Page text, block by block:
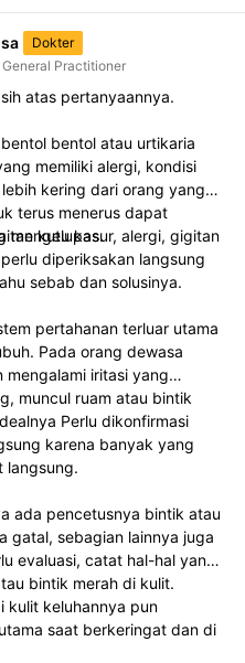
Dokter
General Practitioner
atas pertanyaannya.
bentol atau urtikaria
memiliki alergi, kondisi
kering dari orang yang
terus menerus dapat
mengelupas.
kutu kasur, alergi, gigitan
diperiksakan langsung
sebab dan solusinya.
pertahanan terluar utama
Pada orang dewasa
muncul ruam atau bintik
Perlu dikonfirmasi
karena banyak yang
langsung.
ada pencetusnya bintik atau
gatal, sebagian lainnya juga
evaluasi, catat hal-hal yang
bintik merah di kulit.
kulit keluhannya pun
saat berkeringat dan di